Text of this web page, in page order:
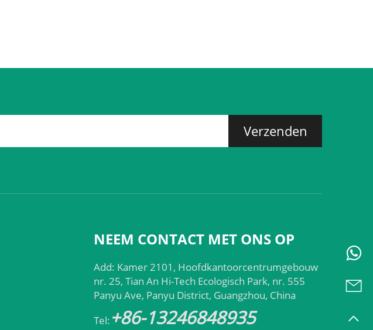
Verzenden
NEEM CONTACT MET ONS OP
Add: Kamer 2101, Hoofdkantoorcentrumgebouw
nr. 25, Tian An Hi-Tech Ecologisch Park, nr. 555
Panyu Ave, Panyu District, Guangzhou, China
Tel: +86-13246848935